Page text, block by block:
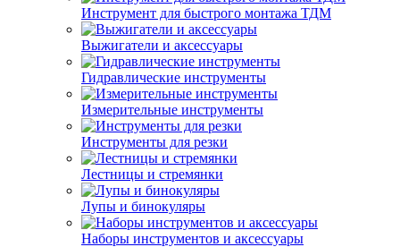
Инструмент для быстрого монтажа ТДМ
Выжигатели и аксессуары
Гидравлические инструменты
Измерительные инструменты
Инструменты для резки
Лестницы и стремянки
Лупы и бинокуляры
Наборы инструментов и аксессуары